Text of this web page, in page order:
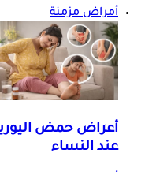
أمراض مزمنة
عند النساء